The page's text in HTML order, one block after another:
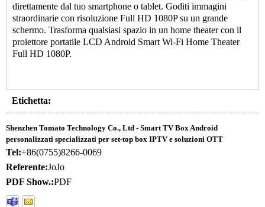
direttamente dal tuo smartphone o tablet. Goditi immagini
straordinarie con risoluzione Full HD 1080P su un grande
schermo. Trasforma qualsiasi spazio in un home theater con il
proiettore portatile LCD Android Smart Wi-Fi Home Theater
Full HD 1080P.
Etichetta:
Shenzhen Tomato Technology Co., Ltd - Smart TV Box Android
personalizzati specializzati per set-top box IPTV e soluzioni OTT
Tel:+86(0755)8266-0069
Referente:JoJo
PDF Show.:PDF